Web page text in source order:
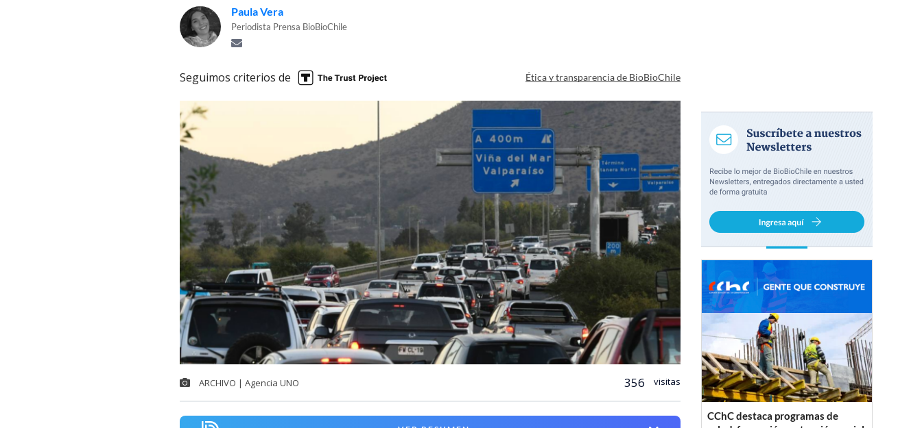
Paula Vera
Periodista Prensa BioBioChile
Seguimos criterios de Ética y transparencia de BioBioChile
ARCHIVO | Agencia UNO 356 visitas
CChC destaca programas de